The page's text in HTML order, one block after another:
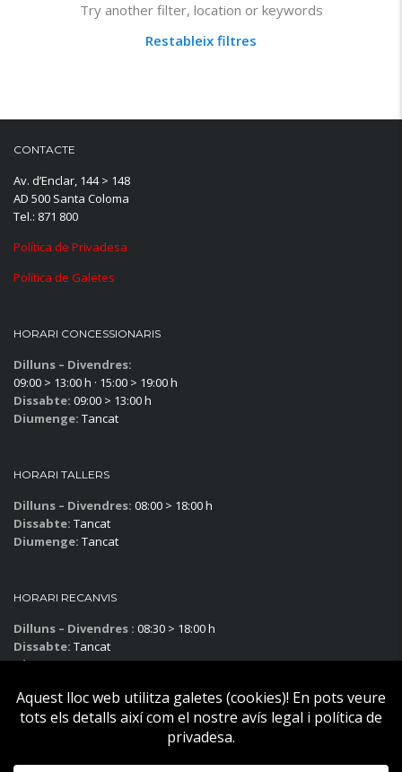
Try another filter, location or keywords
Restableix filtres
CONTACTE
Av. d’Enclar, 144 > 148
AD 500 Santa Coloma
Tel.: 871 800
Política de Privadesa
Política de Galetes
HORARI CONCESSIONARIS
Dilluns – Divendres:
09:00 > 13:00 h · 15:00 > 19:00 h
Dissabte: 09:00 > 13:00 h
Diumenge: Tancat
HORARI TALLERS
Dilluns – Divendres: 08:00 > 18:00 h
Dissabte: Tancat
Diumenge: Tancat
HORARI RECANVIS
Dilluns – Divendres : 08:30 > 18:00 h
Dissabte: Tancat
Diumenge:Tancat